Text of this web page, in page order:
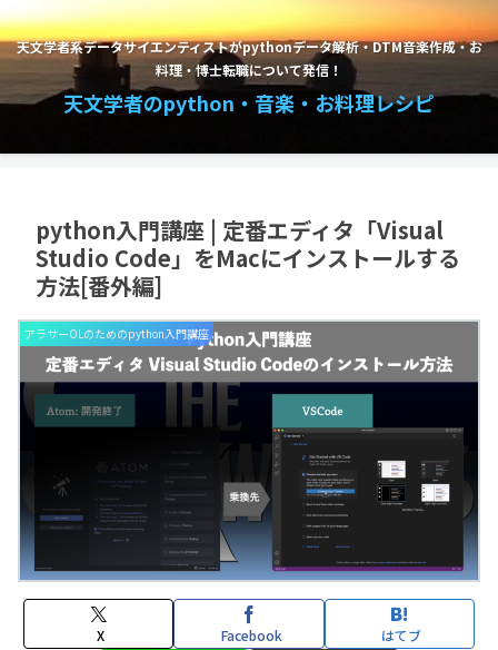
天文学者系データサイエンティストがpythonデータ解析・DTM音楽作成・お
料理・博士転職について発信！
天文学者のpython・音楽・お料理レシピ
python入門講座 | 定番エディタ「Visual
Studio Code」をMacにインストールする
方法[番外編]
アラサーOLのためのpython入門講座
X Facebook はてブ